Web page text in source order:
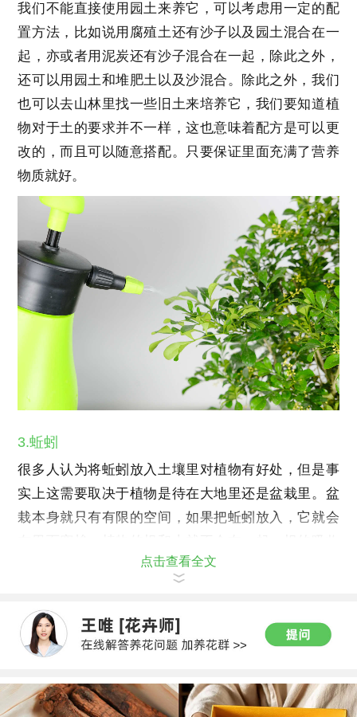
我们不能直接使用园土来养它，可以考虑用一定的配
置方法，比如说用腐殖土还有沙子以及园土混合在一
起，亦或者用泥炭还有沙子混合在一起，除此之外，
还可以用园土和堆肥土以及沙混合。除此之外，我们
也可以去山林里找一些旧土来培养它，我们要知道植
物对于土的要求并不一样，这也意味着配方是可以更
改的，而且可以随意搭配。只要保证里面充满了营养
物质就好。
3.蚯蚓
很多人认为将蚯蚓放入土壤里对植物有好处，但是事
实上这需要取决于植物是待在大地里还是盆栽里。盆
栽本身就只有有限的空间，如果把蚯蚓放入，它就会
会受到影响，植株也会不健康。
点击查看全文